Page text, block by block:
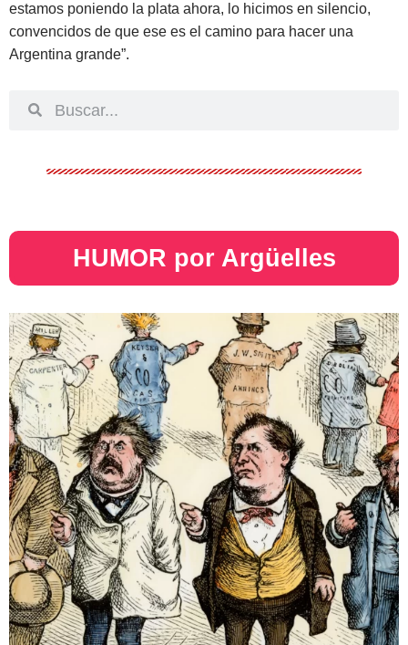
estamos poniendo la plata ahora, lo hicimos en silencio,
convencidos de que ese es el camino para hacer una
Argentina grande”.
HUMOR por Argüelles​